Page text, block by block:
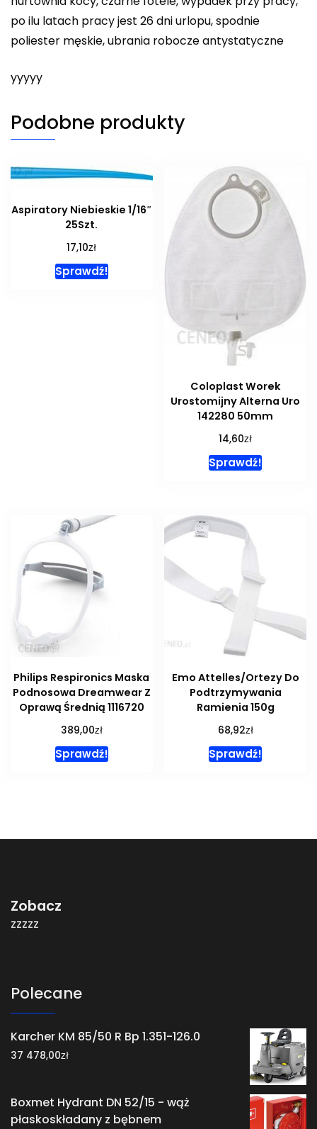
po ilu latach pracy jest 26 dni urlopu, spodnie
poliester męskie, ubrania robocze antystatyczne
yyyyy
Podobne produkty
Aspiratory Niebieskie 1/16″
25Szt.
17,10zł
Sprawdź!
Coloplast Worek
Urostomijny Alterna Uro
142280 50mm
14,60zł
Sprawdź!
Philips Respironics Maska
Podnosowa Dreamwear Z
Oprawą Średnią 1116720
389,00zł
Sprawdź!
Emo Attelles/Ortezy Do
Podtrzymywania
Ramienia 150g
68,92zł
Sprawdź!
Zobacz
zzzzz
Polecane
Karcher KM 85/50 R Bp 1.351-126.0
37 478,00zł
Boxmet Hydrant DN 52/15 - wąż
płaskoskładany z bębnem